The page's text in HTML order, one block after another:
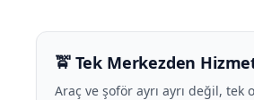
🚖 Tek Merkezden
Araç ve şoför ayrı ayrı değil, tek